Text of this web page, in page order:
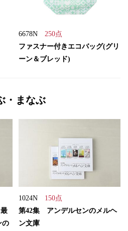
6678N 250点
ファスナー付きエコバッグ(グリ
ーン＆ブレッド)
・まなぶ
の
1024N 150点
第42集 アンデルセンのメルヘ
ン文庫